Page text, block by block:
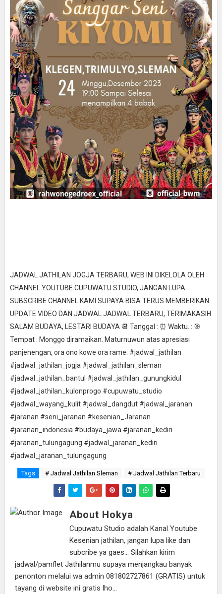
JADWAL JATHILAN JOGJA TERBARU, WEB INI DIKELOLA OLEH
CHANNEL YOUTUBE CUPUWATU STUDIO, JANGAN LUPA
SUBSCRIBE CHANNEL KAMI SUPAYA BISA TERUS MEMBERIKAN
UPDATE VIDEO DAN JADWAL JADWAL TERBARU, TERIMAKASIH
SALAM BUDAYA, LESTARI BUDAYA 📆 Tanggal : ⏰ Waktu. : 🎯
Tempat : Monggo diramaikan. Maturnuwun atas apresiasi
panjenengan, ora ono kowe ora rame. #jadwal_jathilan
#jadwal_jathilan_jogja #jadwal_jathilan_sleman
#jadwal_jathilan_bantul #jadwal_jathilan_gunungkidul
#jadwal_jathilan_kulonprogo #cupuwatu_studio
#jadwal_wayang_kulit #jadwal_dangdut #jadwal_jaranan
#jaranan #seni_jaranan #kesenian_Jaranan
#jaranan_indonesia #budaya_jawa #jaranan_kediri
#jaranan_tulungagung #jadwal_jaranan_kediri
#jadwal_jaranan_tulungagung
Tags # Jadwal Jathilan Sleman # Jadwal Jathilan Terbaru
About Hokya
Cupuwatu Studio adalah Kanal Youtube
Kesenian jathilan, jangan lupa like dan
subcribe ya gaes... Silahkan kirim
jadwal/pamflet Jathilanmu supaya menjangkau banyak
penonton melalui wa admin 081802727861 (GRATIS) untuk
tayang di website ini gratis lho...